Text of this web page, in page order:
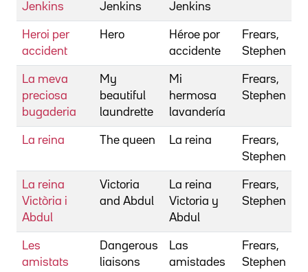
Jenkins
Jenkins
Jenkins
Heroi per
accident
Hero
Héroe por
accidente
Frears,
Stephen
La meva
preciosa
bugaderia
My
beautiful
laundrette
Mi
hermosa
lavandería
Frears,
Stephen
La reina The queen La reina
Frears,
Stephen
La reina
Victòria i
Abdul
Victoria
and Abdul
La reina
Victoria y
Abdul
Frears,
Stephen
Les
amistats
Dangerous
liaisons
Las
amistades
Frears,
Stephen